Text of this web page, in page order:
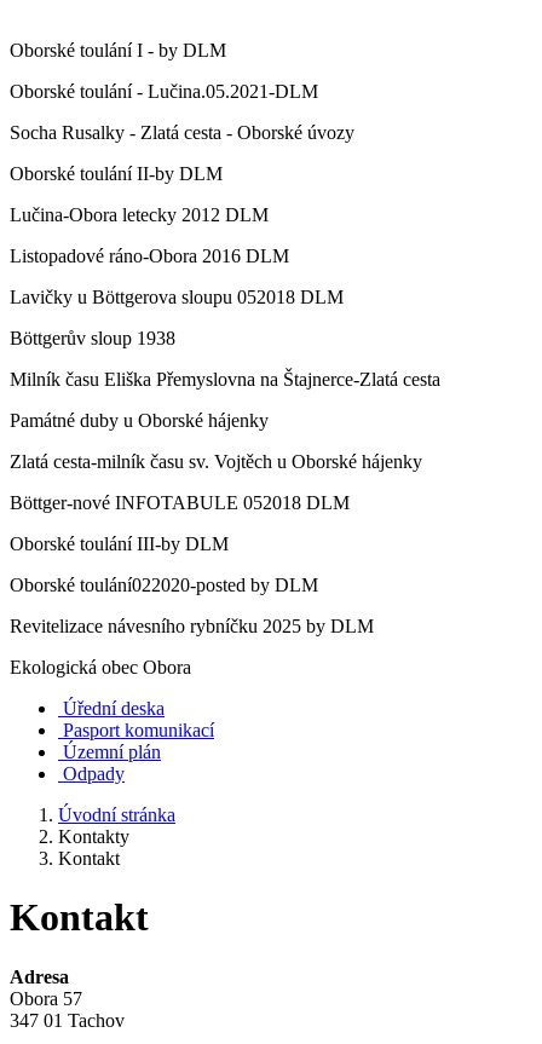
Oborské toulání I - by DLM
Oborské toulání - Lučina.05.2021-DLM
Socha Rusalky - Zlatá cesta - Oborské úvozy
Oborské toulání II-by DLM
Lučina-Obora letecky 2012 DLM
Listopadové ráno-Obora 2016 DLM
Lavičky u Böttgerova sloupu 052018 DLM
Böttgerův sloup 1938
Milník času Eliška Přemyslovna na Štajnerce-Zlatá cesta
Památné duby u Oborské hájenky
Zlatá cesta-milník času sv. Vojtěch u Oborské hájenky
Böttger-nové INFOTABULE 052018 DLM
Oborské toulání III-by DLM
Oborské toulání022020-posted by DLM
Revitelizace návesního rybníčku 2025 by DLM
Ekologická obec Obora
Úřední deska
Pasport komunikací
Územní plán
Odpady
Úvodní stránka
Kontakty
Kontakt
Kontakt
Adresa
Obora 57
347 01 Tachov